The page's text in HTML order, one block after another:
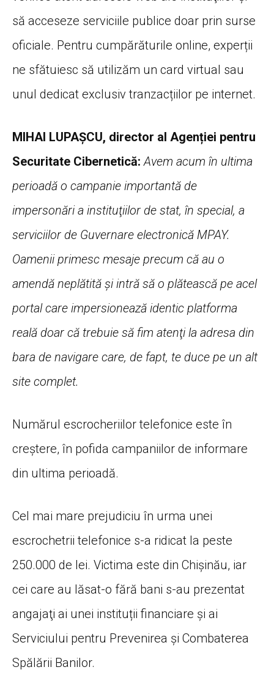
să acceseze serviciile publice doar prin surse
oficiale. Pentru cumpărăturile online, experții
ne sfătuiesc să utilizăm un card virtual sau
unul dedicat exclusiv tranzacțiilor pe internet.
MIHAI LUPAŞCU, director al Agenției pentru
Securitate Cibernetică: Avem acum în ultima
perioadă o campanie importantă de
impersonări a instituţiilor de stat, în special, a
serviciilor de Guvernare electronică MPAY.
Oamenii primesc mesaje precum că au o
amendă neplătită şi intră să o plătească pe acel
portal care impersionează identic platforma
reală doar că trebuie să fim atenţi la adresa din
bara de navigare care, de fapt, te duce pe un alt
site complet.
Numărul escrocheriilor telefonice este în
creştere, în pofida campaniilor de informare
din ultima perioadă.
Cel mai mare prejudiciu în urma unei
escrochetrii telefonice s-a ridicat la peste
250.000 de lei. Victima este din Chişinău, iar
cei care au lăsat-o fără bani s-au prezentat
angajaţi ai unei instituții financiare și ai
Serviciului pentru Prevenirea și Combaterea
Spălării Banilor.